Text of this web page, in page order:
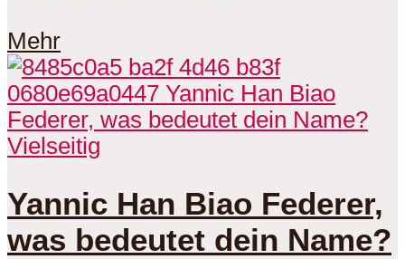
Mehr
Vielseitig
Yannic Han Biao Federer,
was bedeutet dein Name?